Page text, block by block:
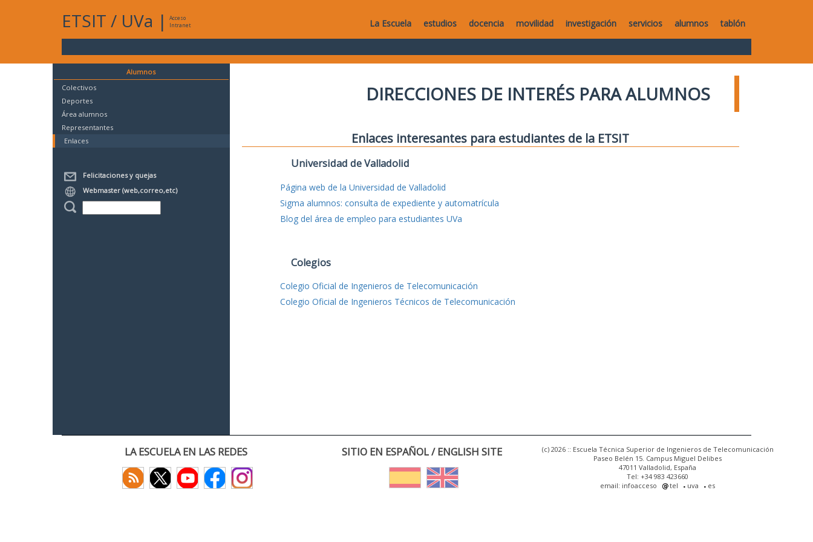
ETSIT / UVa |
Acceso
Intranet
La Escuela estudios docencia movilidad investigación servicios alumnos tablón
Alumnos
Colectivos
Deportes
Área alumnos
Representantes
Enlaces
Felicitaciones y quejas
Webmaster (web,correo,etc)
DIRECCIONES DE INTERÉS PARA ALUMNOS
Enlaces interesantes para estudiantes de la ETSIT
Universidad de Valladolid
Página web de la Universidad de Valladolid
Sigma alumnos: consulta de expediente y automatrícula
Blog del área de empleo para estudiantes UVa
Colegios
Colegio Oficial de Ingenieros de Telecomunicación
Colegio Oficial de Ingenieros Técnicos de Telecomunicación
LA ESCUELA EN LAS REDES SITIO EN ESPAÑOL / ENGLISH SITE
(c) 2026 :: Escuela Técnica Superior de Ingenieros de Telecomunicación
Paseo Belén 15. Campus Miguel Delibes
47011 Valladolid, España
Tel: +34 983 423660
email: infoacceso
tel uva es